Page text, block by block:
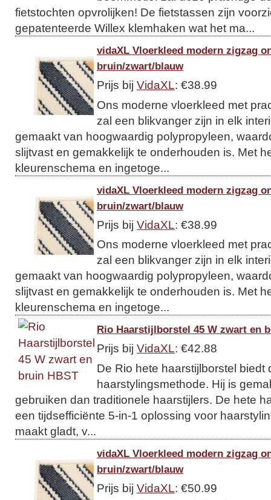
fietstochten opvrolijken! De fietstassen zijn
gepatenteerde Willex klemhaken wat het ma...
vidaXL Vloerkleed modern zigzag
bruin/zwart/blauw
Prijs bij VidaXL: €38.99
Ons moderne vloerkleed met
zal een blikvanger zijn in elk
gemaakt van hoogwaardig polypropyleen,
slijtvast en gemakkelijk te onderhouden is. Met
kleurenschema en ingetoge...
vidaXL Vloerkleed modern zigzag
bruin/zwart/blauw
Prijs bij VidaXL: €38.99
Ons moderne vloerkleed met
zal een blikvanger zijn in elk
gemaakt van hoogwaardig polypropyleen,
slijtvast en gemakkelijk te onderhouden is. Met
kleurenschema en ingetoge...
Rio Haarstijlborstel 45 W zwart en
Prijs bij VidaXL: €42.88
De Rio hete haarstijlborstel biedt
haarstylingsmethode. Hij is
gebruiken dan traditionele haarstijlers. De hete
een tijdsefficiënte 5-in-1 oplossing voor
maakt gladt, v...
vidaXL Vloerkleed modern zigzag
bruin/zwart/blauw
Prijs bij VidaXL: €50.99